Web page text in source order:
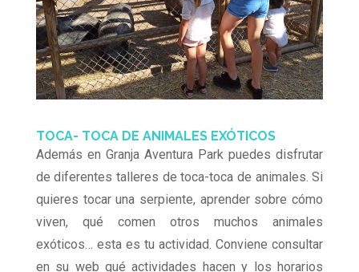
TOCA- TOCA DE ANIMALES EXÓTICOS
Además en Granja Aventura Park puedes disfrutar
de diferentes talleres de toca-toca de animales. Si
quieres tocar una serpiente, aprender sobre cómo
viven, qué comen otros muchos animales
exóticos… esta es tu actividad. Conviene consultar
en su web qué actividades hacen y los horarios